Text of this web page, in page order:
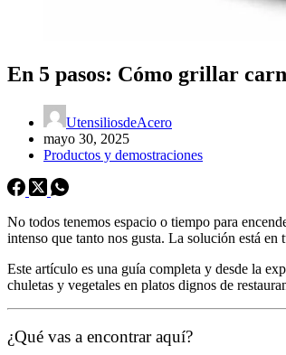
En 5 pasos: Cómo grillar
UtensiliosdeAcero
mayo 30, 2025
Productos y demostraciones
No todos tenemos espacio o tiempo para
intenso que tanto nos gusta. La solución está en
Este artículo es una guía completa y desde la
chuletas y vegetales en platos dignos de
¿Qué vas a encontrar aquí?